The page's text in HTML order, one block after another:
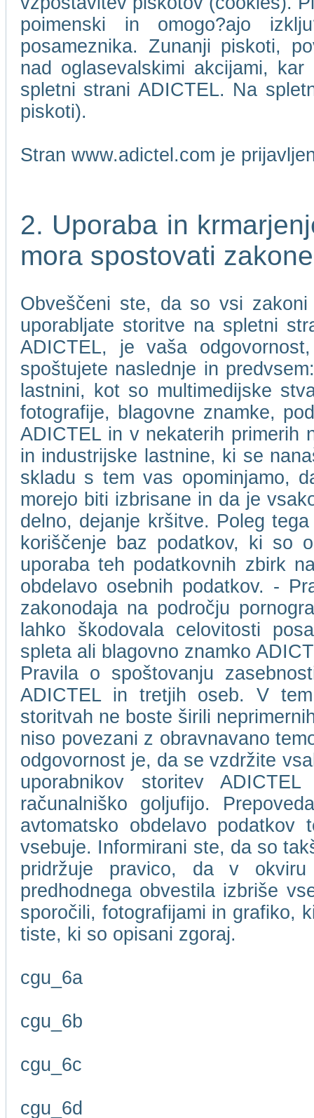
poimenski in omogo?ajo
posameznika. Zunanji piskoti,
nad oglasevalskimi akcijami,
spletni strani ADICTEL. Na
piskoti).
Stran www.adictel.com je
2. Uporaba in
mora spostovati
Obveščeni ste, da so vsi
uporabljate storitve na spletni
ADICTEL, je vaša
spoštujete naslednje in
lastnini, kot so multimedijske
fotografije, blagovne znamke,
ADICTEL in v nekaterih primerih
in industrijske lastnine, ki se
skladu s tem vas opominjamo,
morejo biti izbrisane in da je
delno, dejanje kršitve. Poleg
koriščenje baz podatkov, ki so
uporaba teh podatkovnih zbirk
obdelavo osebnih podatkov. -
zakonodaja na področju
lahko škodovala celovitosti
spleta ali blagovno znamko
Pravila o spoštovanju
ADICTEL in tretjih oseb. V
storitvah ne boste širili
niso povezani z obravnavano
odgovornost je, da se vzdržite
uporabnikov storitev
računalniško goljufijo.
avtomatsko obdelavo podatkov
vsebuje. Informirani ste, da so
pridržuje pravico, da v
predhodnega obvestila izbriše
sporočili, fotografijami in grafiko,
tiste, ki so opisani zgoraj.
cgu_6a
cgu_6b
cgu_6c
cgu_6d